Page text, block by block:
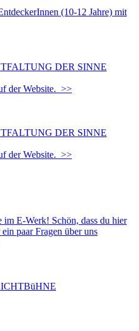
(10-12 Jahre) mit
DER SINNE
der Website. >>
DER SINNE
der Website. >>
E-Werk! Schön, dass du hier
paar Fragen über uns